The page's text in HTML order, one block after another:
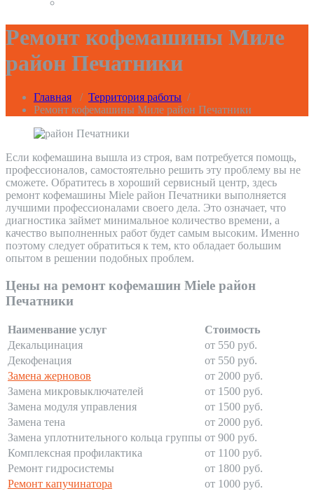
Ремонт кофемашины Миле
район Печатники
Главная / Территория работы /
Ремонт кофемашины Миле район Печатники
Если кофемашина вышла из строя, вам потребуется помощь,
профессионалов, самостоятельно решить эту проблему вы не
сможете. Обратитесь в хороший сервисный центр, здесь
ремонт кофемашины Miele район Печатники выполняется
лучшими профессионалами своего дела. Это означает, что
диагностика займет минимальное количество времени, а
качество выполненных работ будет самым высоким. Именно
поэтому следует обратиться к тем, кто обладает большим
опытом в решении подобных проблем.
Цены на ремонт кофемашин Miele район
Печатники
Наименвание услуг
Стоимость
Декальцинация
от 550 руб.
Декофенация
от 550 руб.
Замена жерновов
от 2000 руб.
Замена микровыключателей
от 1500 руб.
Замена модуля управления
от 1500 руб.
Замена тена
от 2000 руб.
Замена уплотнительного кольца группы от 900 руб.
Комплексная профилактика
от 1100 руб.
Ремонт гидросистемы
от 1800 руб.
Ремонт капучинатора
от 1000 руб.